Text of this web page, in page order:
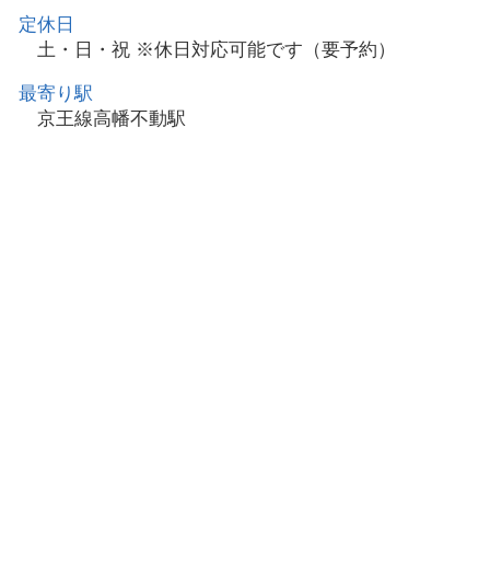
定休日
土・日・祝 ※休日対応可能です（要予約）
最寄り駅
京王線高幡不動駅